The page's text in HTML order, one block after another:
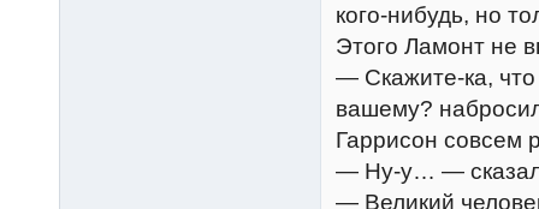
кого-нибудь, но
Этого Ламонт не
— Скажите-ка,
вашему?
Гаррисон совсем
— Ну-у… — сказал
— Великий